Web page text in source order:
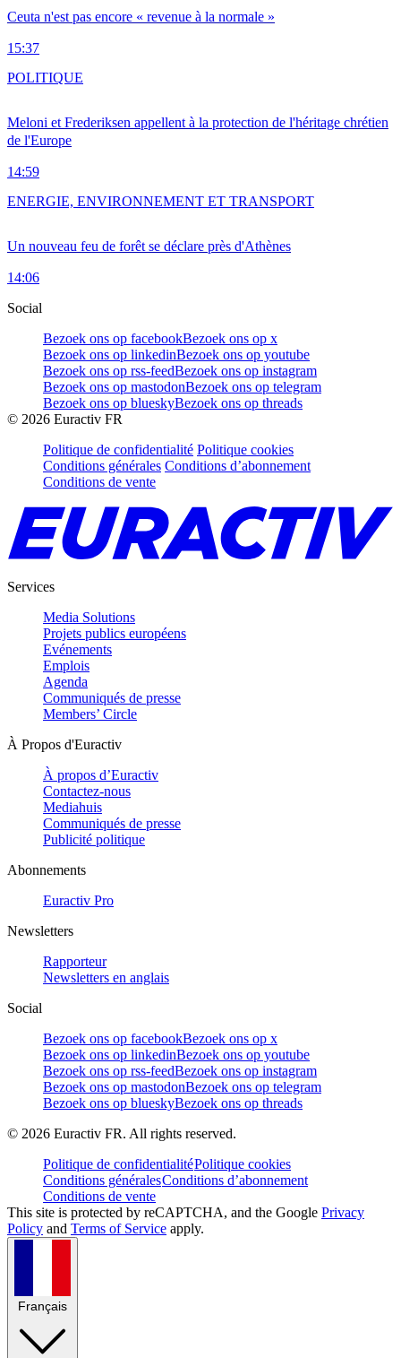
Ceuta n'est pas encore « revenue à la normale »
15:37
Meloni et Frederiksen appellent à la protection de l'héritage chrétien
de l'Europe
14:59
POLITIQUE
Un nouveau feu de forêt se déclare près d'Athènes
14:06
ENERGIE, ENVIRONNEMENT ET TRANSPORT
Social
Bezoek ons op facebookBezoek ons op x
Bezoek ons op linkedinBezoek ons op youtube
Bezoek ons op rss-feedBezoek ons op instagram
Bezoek ons op mastodonBezoek ons op telegram
Bezoek ons op blueskyBezoek ons op threads
© 2026 Euractiv FR
Politique de confidentialité Politique cookies
Conditions générales Conditions d’abonnement
Conditions de vente
Services
Media Solutions
Projets publics européens
Evénements
Emplois
Agenda
Communiqués de presse
Members’ Circle
À Propos d'Euractiv
À propos d’Euractiv
Contactez-nous
Mediahuis
Communiqués de presse
Publicité politique
Abonnements
Euractiv Pro
Newsletters
Rapporteur
Newsletters en anglais
Social
Bezoek ons op facebookBezoek ons op x
Bezoek ons op linkedinBezoek ons op youtube
Bezoek ons op rss-feedBezoek ons op instagram
Bezoek ons op mastodonBezoek ons op telegram
Bezoek ons op blueskyBezoek ons op threads
© 2026 Euractiv FR. All rights reserved.
Politique de confidentialitéPolitique cookies
Conditions généralesConditions d’abonnement
Conditions de vente
This site is protected by reCAPTCHA, and the Google Privacy
Policy and Terms of Service apply.
Français